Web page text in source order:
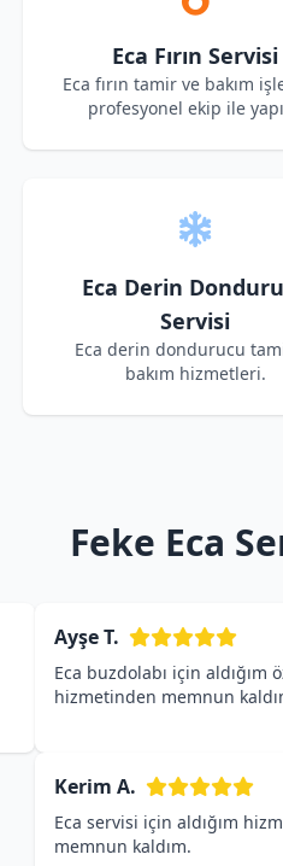
Eca Fırın Servisi
Eca fırın tamir ve bakım
profesyonel ekip ile
Eca Derin
Servisi
Eca derin dondurucu
bakım hizmetleri.
Feke Eca
Ayşe T.
Eca buzdolabı için aldığım
hizmetinden memnun
Kerim A.
Eca servisi için aldığım
memnun kaldım.